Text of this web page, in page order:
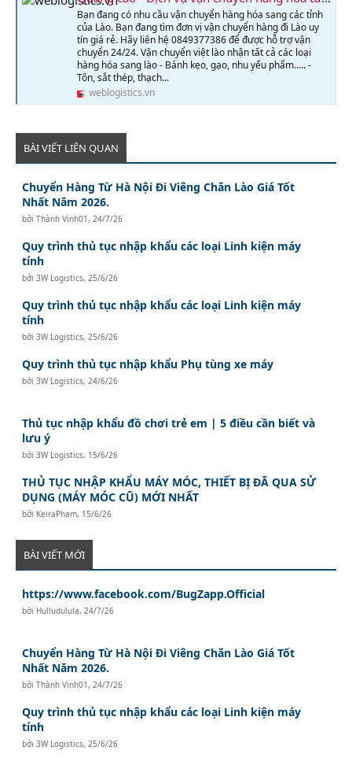
Bạn đang có nhu cầu vận chuyển hàng hóa sang các tỉnh
của Lào. Bạn đang tìm đơn vị vận chuyển hàng đi Lào uy
tín giá rẻ. Hãy liên hệ 0849377386 để được hỗ trợ vận
chuyển 24/24. Vận chuyển việt lào nhận tất cả các loại
hàng hóa sang lào - Bánh kẹo, gạo, nhu yếu phẩm..... -
Tôn, sắt thép, thạch...
weblogistics.vn
BÀI VIẾT LIÊN QUAN
Chuyển Hàng Từ Hà Nội Đi Viêng Chăn Lào Giá Tốt
Nhất Năm 2026.
bởiThành Vinh01,24/7/26
Quy trình thủ tục nhập khẩu các loại Linh kiện máy
tính
bởi3W Logistics,25/6/26
Quy trình thủ tục nhập khẩu các loại Linh kiện máy
tính
bởi3W Logistics,25/6/26
Quy trình thủ tục nhập khẩu Phụ tùng xe máy
bởi3W Logistics,24/6/26
Thủ tục nhập khẩu đồ chơi trẻ em | 5 điều cần biết và
lưu ý
bởi3W Logistics, 15/6/26
THỦ TỤC NHẬP KHẨU MÁY MÓC, THIẾT BỊ ĐÃ QUA SỬ
DỤNG (MÁY MÓC CŨ) MỚI NHẤT
bởi KeiraPham, 15/6/26
BÀI VIẾT MỚI
https://www.facebook.com/BugZapp.Official
bởi Hulludulula,24/7/26
Chuyển Hàng Từ Hà Nội Đi Viêng Chăn Lào Giá Tốt
Nhất Năm 2026.
bởiThành Vinh01,24/7/26
Quy trình thủ tục nhập khẩu các loại Linh kiện máy
tính
bởi3W Logistics,25/6/26